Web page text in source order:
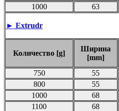
1000 63
► Extrudr
Количество [g]
Ширина
[mm]
750 55
800
55
1000
68
1100
68